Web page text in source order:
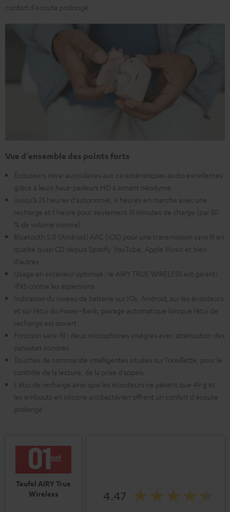
confort d'écoute prolongé.
Vue d’ensemble des points forts
Écouteurs intra-auriculaires aux caractéristiques audio excellentes
grâce à leurs haut-parleurs HD à aimant néodyme
Jusqu’à 25 heures d'autonomie, 6 heures en marche avec une
recharge et 1 heure pour seulement 15 minutes de charge (par 50
% de volume sonore)
Bluetooth 5.0 (Android) AAC (iOS) pour une transmission sans fil en
qualité quasi CD depuis Spotify, YouTube, Apple Music et bien
d’autres
Usage en extérieur optimisé : le AIRY TRUE WIRELESS est garanti
IPX5 contre les aspersions
Indication du niveau de batterie sur IOs, Android, sur les écouteurs
et sur l’étui du Power-Bank, pairage automatique lorsque l’étui de
recharge est ouvert
Fonction sans-fil : deux microphones intégrés avec atténuation des
parasites sonores
Touches de commande intelligentes situées sur l’oreillette, pour le
contrôle de la lecture, de la prise d’appels
L’étui de recharge ainsi que les écouteurs ne pèsent que 49 g et
les embouts en silicone antibactérien offrent un confort d'écoute
prolongé
Teufel AIRY True
Wireless
4.47